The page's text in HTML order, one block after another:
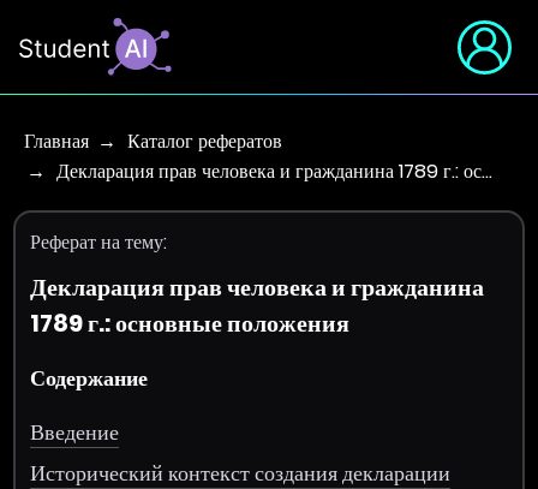
Главная
Каталог рефератов
Декларация прав человека и гражданина 1789 г.: ос…
Реферат на тему:
Декларация прав человека и гражданина
1789 г.: основные положения
Содержание
Введение
Исторический контекст создания декларации